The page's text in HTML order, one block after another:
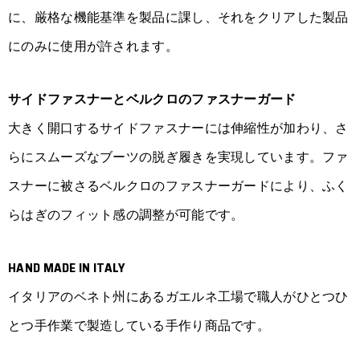
に、厳格な機能基準を製品に課し、それをクリアした製品
にのみに使用が許されます。
サイドファスナーとベルクロのファスナーガード
大きく開口するサイドファスナーには伸縮性が加わり、さ
らにスムーズなブーツの脱ぎ履きを実現しています。ファ
スナーに被さるベルクロのファスナーガードにより、ふく
らはぎのフィット感の調整が可能です。
HAND MADE IN ITALY
イタリアのベネト州にあるガエルネ工場で職人がひとつひ
とつ手作業で製造している手作り商品です。